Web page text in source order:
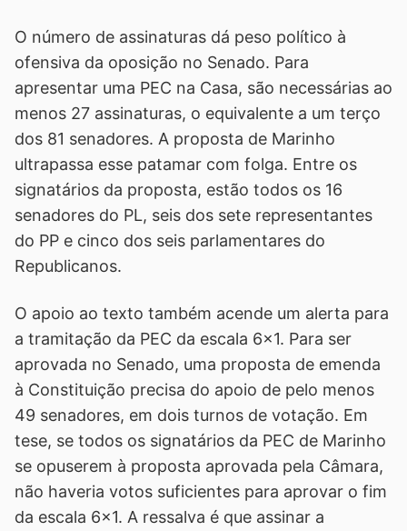
O número de assinaturas dá peso político à
ofensiva da oposição no Senado. Para
apresentar uma PEC na Casa, são necessárias ao
menos 27 assinaturas, o equivalente a um terço
dos 81 senadores. A proposta de Marinho
ultrapassa esse patamar com folga. Entre os
signatários da proposta, estão todos os 16
senadores do PL, seis dos sete representantes
do PP e cinco dos seis parlamentares do
Republicanos.
O apoio ao texto também acende um alerta para
a tramitação da PEC da escala 6x1. Para ser
aprovada no Senado, uma proposta de emenda
à Constituição precisa do apoio de pelo menos
49 senadores, em dois turnos de votação. Em
tese, se todos os signatários da PEC de Marinho
se opuserem à proposta aprovada pela Câmara,
não haveria votos suficientes para aprovar o fim
da escala 6x1. A ressalva é que assinar a